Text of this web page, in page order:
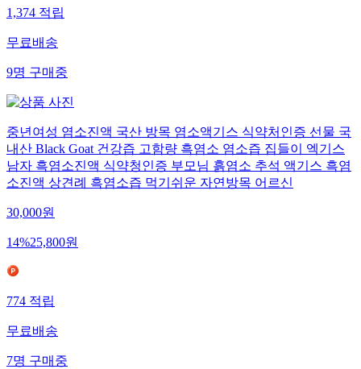
1,374 적립
무료배송
9명 구매중
중년여성 염소진액 국산 방목 염소액기스 식약처인증 선물 국
내산 Black Goat 건강즙 고함량 흑염소 염소즙 집들이 엑기스
남자 흑염소진액 식약청인증 부모님 흙염소 추석 액기스 흑염
소진액 상견례 흑염소즙 먹기쉬운 자연방목 어르신
30,000원
14%25,800원
774 적립
무료배송
7명 구매중